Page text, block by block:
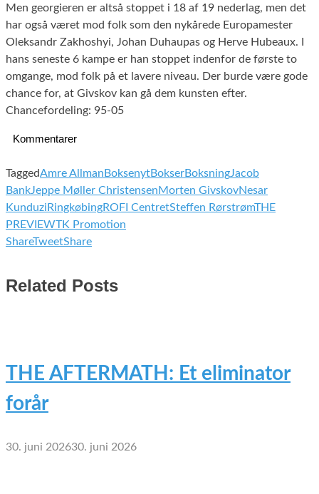
Men georgieren er altså stoppet i 18 af 19 nederlag, men det
har også været mod folk som den nykårede Europamester
Oleksandr Zakhoshyi, Johan Duhaupas og Herve Hubeaux. I
hans seneste 6 kampe er han stoppet indenfor de første to
omgange, mod folk på et lavere niveau. Der burde være gode
chance for, at Givskov kan gå dem kunsten efter.
Chancefordeling: 95-05
Kommentarer
TaggedAmre Allman BoksenytBokserBoksningJacob
BankJeppe Møller ChristensenMorten GivskovNesar
Kunduzi RingkøbingROFI CentretSteffen RørstrømTHE
PREVIEWTK Promotion
ShareTweetShare
Related Posts
THE AFTERMATH: Et eliminator
forår
30. juni 202630. juni 2026